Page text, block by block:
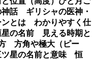
話 ギリシャの医神・
ンとは わかりやすく仕
星の名前 見える時期と
方角や極大（ピー
ツ星の名前と意味 恒